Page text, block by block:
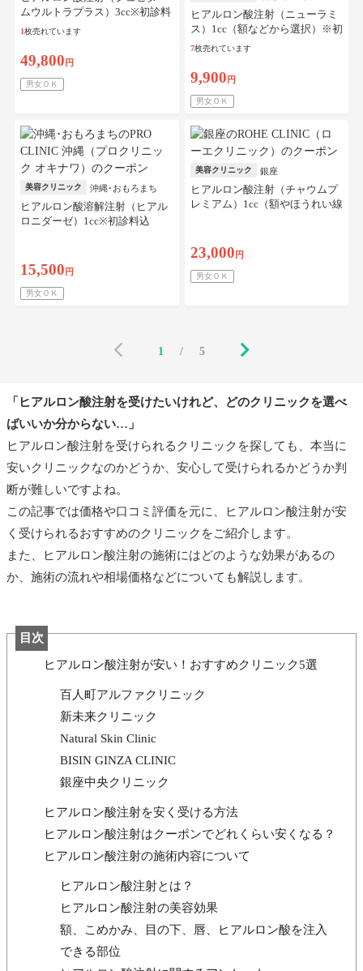
ムウルトラプラス）3cc※初診料
込
1枚売れています
49,800 円
男女ＯＫ
ヒアルロン酸注射（ニューラミ
ス）1cc（額などから選択）※初
診料込
7枚売れています
9,900 円
男女ＯＫ
美容クリニック 沖縄･おもろまち
ヒアルロン酸溶解注射（ヒアル
ロニダーゼ）1cc※初診料込
15,500 円
男女ＯＫ
美容クリニック 銀座
ヒアルロン酸注射（チャウムプ
レミアム）1cc（額やほうれい線
23,000 円
男女ＯＫ
1 / 5
「ヒアルロン酸注射を受けたいけれど、どのクリニックを選べ
ばいいか分からない…」
ヒアルロン酸注射を受けられるクリニックを探しても、本当に
安いクリニックなのかどうか、安心して受けられるかどうか判
断が難しいですよね。
この記事では価格や口コミ評価を元に、ヒアルロン酸注射が安
く受けられるおすすめのクリニックをご紹介します。
また、ヒアルロン酸注射の施術にはどのような効果があるの
か、施術の流れや相場価格などについても解説します。
目次
ヒアルロン酸注射が安い！おすすめクリニック5選
百人町アルファクリニック
新未来クリニック
Natural Skin Clinic
BISIN GINZA CLINIC
銀座中央クリニック
ヒアルロン酸注射を安く受ける方法
ヒアルロン酸注射はクーポンでどれくらい安くなる？
ヒアルロン酸注射の施術内容について
ヒアルロン酸注射とは？
ヒアルロン酸注射の美容効果
額、こめかみ、目の下、唇、ヒアルロン酸を注入
できる部位